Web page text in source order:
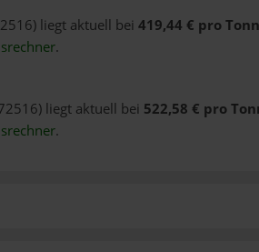
liegt aktuell bei 419,44 € pro
.
liegt aktuell bei 522,58 € pro
.